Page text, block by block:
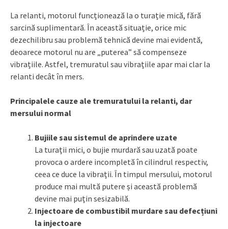
La relanti, motorul funcționează la o turație mică, fără
sarcină suplimentară. În această situație, orice mic
dezechilibru sau problemă tehnică devine mai evidentă,
deoarece motorul nu are „puterea” să compenseze
vibrațiile. Astfel, tremuratul sau vibrațiile apar mai clar la
relanti decât în mers.
Principalele cauze ale tremuratului la relanti, dar
mersului normal
Bujiile sau sistemul de aprindere uzate
La turații mici, o bujie murdară sau uzată poate
provoca o ardere incompletă în cilindrul respectiv,
ceea ce duce la vibrații. În timpul mersului, motorul
produce mai multă putere și această problemă
devine mai puțin sesizabilă.
Injectoare de combustibil murdare sau defecțiuni
la injectoare